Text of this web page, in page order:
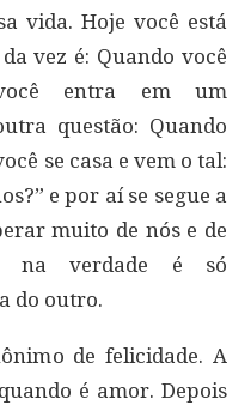
vida. Hoje você está
vez é: Quando você
entra em um
questão: Quando
se casa e vem o tal:
e por aí se segue a
muito de nós e de
na verdade é só
do outro.
de felicidade. A
é amor. Depois